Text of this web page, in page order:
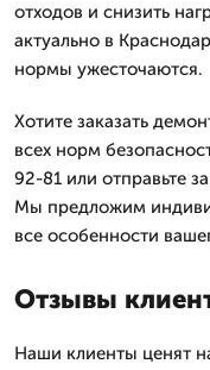
отходов и снизить
актуально в
нормы ужесточаются.
Хотите заказать
всех норм
92-81 или отправьте
Мы предложим
все особенности
Отзывы
Наши клиенты ценят